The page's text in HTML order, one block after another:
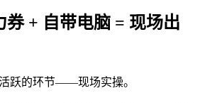
券 + 自带电脑 = 现场出
跃的环节——现场实操。